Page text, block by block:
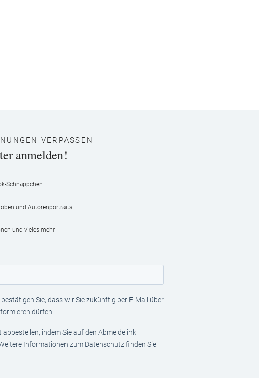
VERPASSEN
anmelden!
Schnäppchen
und Autorenportraits
und vieles mehr
Sie, dass wir Sie zukünftig per E-Mail über
dürfen.
indem Sie auf den Abmeldelink
Informationen zum Datenschutz finden Sie